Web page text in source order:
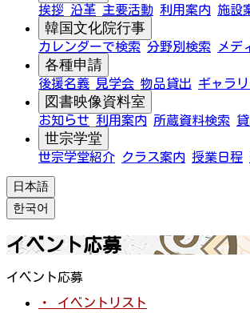
挨拶 沿革 主要活動 利用案内 施設
韓国文化院行事
カレンダーで検索 分野別検索 メデ
各種申請
後援名義 見学会 物品貸出 ギャラリ
図書映像資料室
お知らせ 利用案内 所蔵資料検索
世宗学堂
世宗学堂紹介 クラス案内 授業日程
日本語
한국어
イベント応募
イベント応募
・ イベントリスト